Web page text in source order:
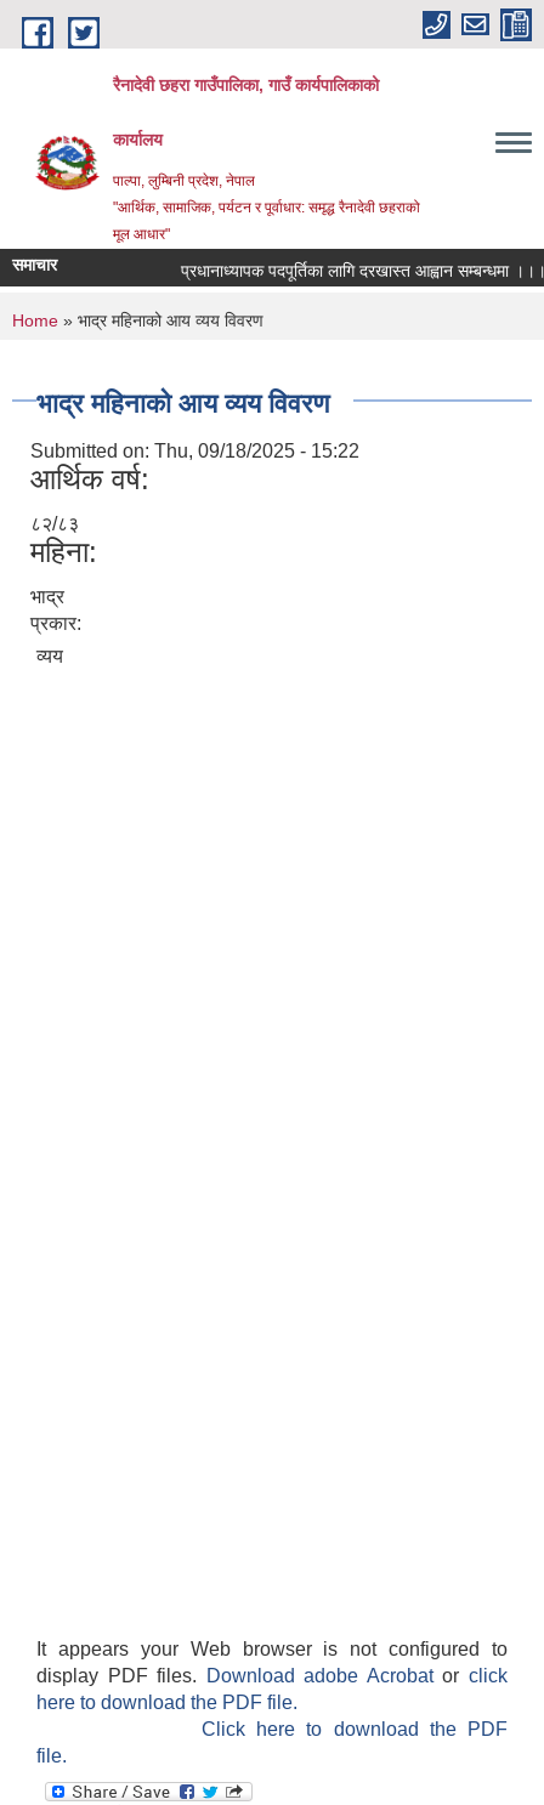
Skip to main content
रैनादेवी छहरा गाउँपालिका, गाउँ कार्यपालिकाको
कार्यालय
पाल्पा, लुम्बिनी प्रदेश, नेपाल
"आर्थिक, सामाजिक, पर्यटन र पूर्वाधार: समृद्ध रैनादेवी छहराको
मूल आधार"
समाचार प्रधानाध्यापक पदपूर्तिका लागि दरखास्त आह्वान सम्बन्धमा ।।।
You are here
Home » भाद्र महिनाको आय व्यय विवरण
भाद्र महिनाको आय व्यय विवरण
Submitted on: Thu, 09/18/2025 - 15:22
आर्थिक वर्ष:
८२/८३
महिना:
भाद्र
प्रकार:
व्यय
It appears your Web browser is not configured to
display PDF files.
Download adobe Acrobatorclick
here to download the PDF file.
Click here to download the PDF
file.